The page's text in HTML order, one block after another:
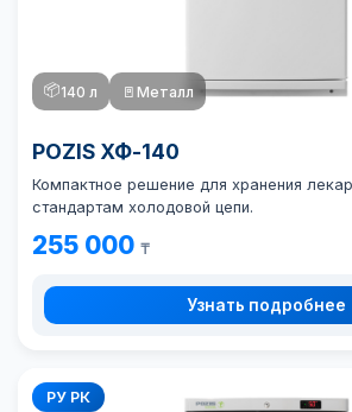
📦140 л 🚪 Металл
POZIS ХФ-140
Компактное решение для хранения
стандартам холодовой цепи.
255 000 ₸
Узнать подробнее
РУ РК